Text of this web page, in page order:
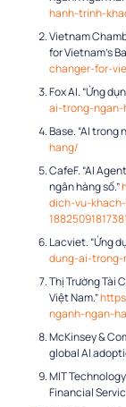
hanh-trinh-
Vietnam
for Vietnam’s
changer-for-
Fox AI. “Ứng
ai-trong-ngan-
Base. “AI trong
hang/
CafeF. “AI
ngân hàng số.”
dich-vu-
Lacviet. “Ứng
dung-ai-
Thị Trường Tài
Việt Nam.”
nganh-ngan-
McKinsey &
global AI
MIT
Financial